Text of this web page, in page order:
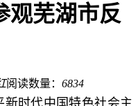
观芜湖市反
阅读数量： 6834